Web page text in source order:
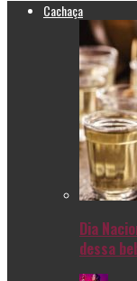
Cachaça
Dia
dessa